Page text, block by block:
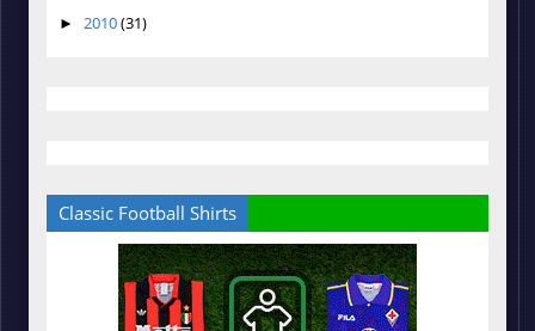
► 2010(31)
Classic Football Shirts